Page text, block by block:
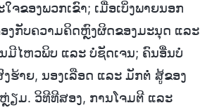
ຂອງພວກເຂົາ; ເມື່ອເບິ່ງພາຍນອກ
ງກັບຄວາມຄິດຫຼົງຜິດຂອງມະນຸດ ແລະ
ມີໄຫວພິບ ແລະ ບໍ່ຊັດເຈນ; ຄົນອື່ນບໍ່
ຮ້າຍ, ນອງເລືອດ ແລະ ມັກຕໍ່ ສູ້ຂອງ
ຽມ. ວິທີທີສອງ, ການໂຈມຕີ ແລະ